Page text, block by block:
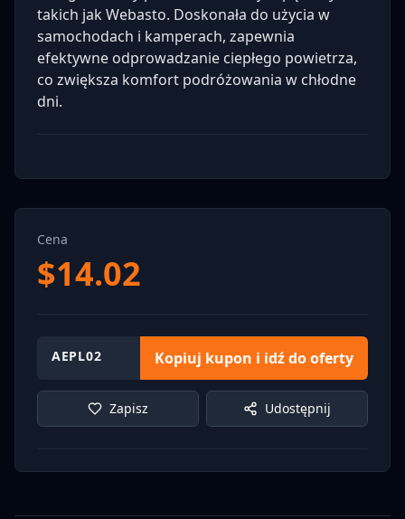
takich jak Webasto. Doskonała do użycia w
samochodach i kamperach, zapewnia
efektywne odprowadzanie ciepłego powietrza,
co zwiększa komfort podróżowania w chłodne
dni.
Cena
$14.02
AEPL02 Kopiuj kupon i idź do oferty
Zapisz Udostępnij